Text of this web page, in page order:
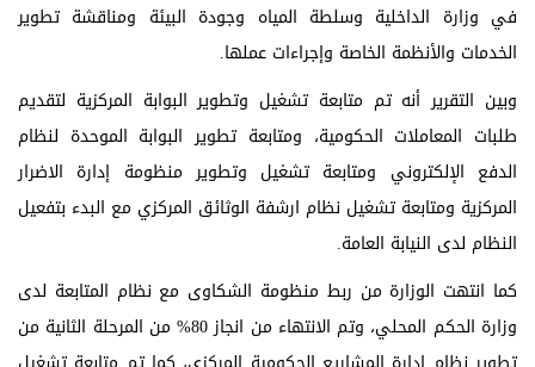
في وزارة الداخلية وسلطة المياه وجودة البيئة ومناقشة تطوير
الخدمات والأنظمة الخاصة وإجراءات عملها.
وبين التقرير أنه تم متابعة تشغيل وتطوير البوابة المركزية لتقديم
طلبات المعاملات الحكومية، ومتابعة تطوير البوابة الموحدة لنظام
الدفع الإلكتروني ومتابعة تشغيل وتطوير منظومة إدارة الاضرار
المركزية ومتابعة تشغيل نظام ارشفة الوثائق المركزي مع البدء بتفعيل
النظام لدى النيابة العامة.
كما انتهت الوزارة من ربط منظومة الشكاوى مع نظام المتابعة لدى
وزارة الحكم المحلي، وتم الانتهاء من انجاز 80% من المرحلة الثانية من